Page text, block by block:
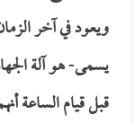
ويعود في آخر
يسمى- هو آلة
قبل قيام الساعة